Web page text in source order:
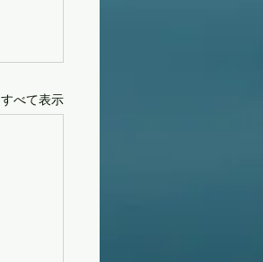
すべて表示